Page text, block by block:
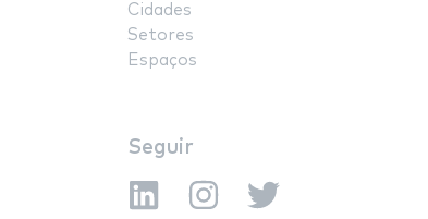
Cidades
Setores
Espaços
Seguir